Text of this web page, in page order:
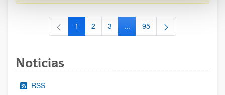
Página
1 Página
2 Página
3 ...Páginas intermedias Use TAB
Página
95
Noticias
RSS